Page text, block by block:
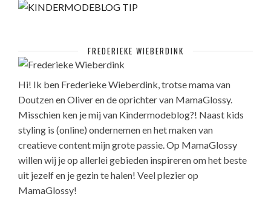
FREDERIEKE WIEBERDINK
Hi! Ik ben Frederieke Wieberdink, trotse mama van
Doutzen en Oliver en de oprichter van MamaGlossy.
Misschien ken je mij van Kindermodeblog?! Naast kids
styling is (online) ondernemen en het maken van
creatieve content mijn grote passie. Op MamaGlossy
willen wij je op allerlei gebieden inspireren om het beste
uit jezelf en je gezin te halen! Veel plezier op
MamaGlossy!